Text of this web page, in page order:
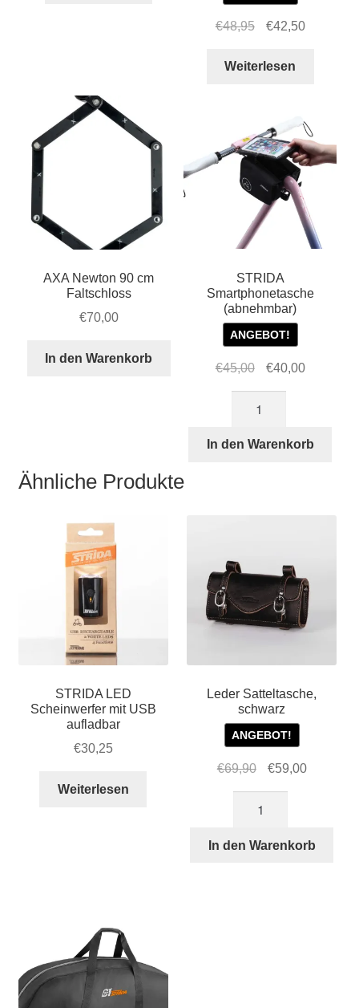
€48,95
Ursprünglicher
war:
€42,50Aktueller
Weiterlesen
AXA Newton 90 cm
Faltschloss
€70,00
In den Warenkorb
STRIDA
Smartphonetasche
(abnehmbar)
ANGEBOT!
€45,00
Ursprünglicher
war:
€40,00Aktueller
(abnehmbar)
In den Warenkorb
Ähnliche Produkte
STRIDA LED
Scheinwerfer mit USB
aufladbar
€30,25
Weiterlesen
Leder Satteltasche,
schwarz
ANGEBOT!
€69,90
Ursprünglicher
war:
€59,00Aktueller
schwarz
In den Warenkorb